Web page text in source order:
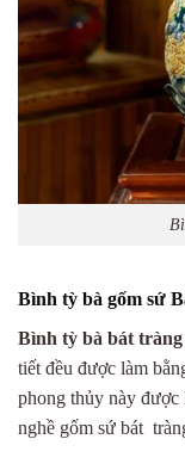
Bình tỳ bà gốm sứ
Bình tỳ bà bát tràng
tiết đều được làm
phong thủy này được
nghề gốm sứ bát